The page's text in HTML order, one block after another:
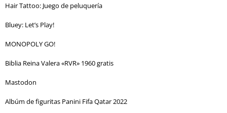
Hair Tattoo: Juego de peluquería
Bluey: Let’s Play!
MONOPOLY GO!
Biblia Reina Valera «RVR» 1960 gratis
Mastodon
Albúm de figuritas Panini Fifa Qatar 2022